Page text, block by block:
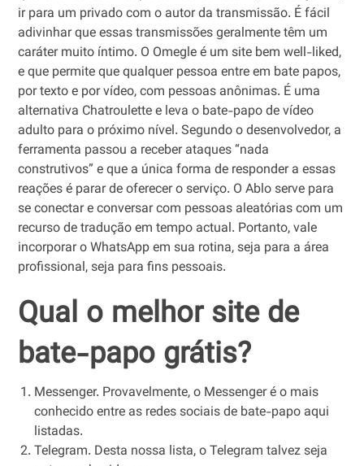
ir para um privado com o autor da transmissão. É fácil
adivinhar que essas transmissões geralmente têm um
caráter muito íntimo. O Omegle é um site bem well-liked,
e que permite que qualquer pessoa entre em bate papos,
por texto e por vídeo, com pessoas anônimas. É uma
alternativa Chatroulette e leva o bate-papo de vídeo
adulto para o próximo nível. Segundo o desenvolvedor, a
ferramenta passou a receber ataques “nada
construtivos” e que a única forma de responder a essas
reações é parar de oferecer o serviço. O Ablo serve para
se conectar e conversar com pessoas aleatórias com um
recurso de tradução em tempo actual. Portanto, vale
incorporar o WhatsApp em sua rotina, seja para a área
profissional, seja para fins pessoais.
Qual o melhor site de
bate-papo grátis?
Messenger. Provavelmente, o Messenger é o mais
conhecido entre as redes sociais de bate-papo aqui
listadas.
Telegram. Desta nossa lista, o Telegram talvez seja